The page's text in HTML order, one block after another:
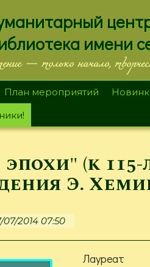
имени
— только начало,
План мероприятий
(к
Э.
2014 07:50
Лауреат